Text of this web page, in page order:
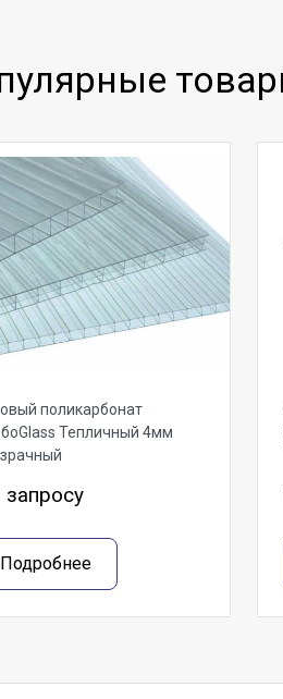
поликарбонат
Тепличный 4мм
Подробнее